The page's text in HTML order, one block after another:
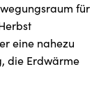
für
eine nahezu
die Erdwärme